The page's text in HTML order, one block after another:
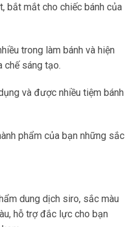
bắt mắt cho chiếc bánh của
trong làm bánh và hiện
chế sáng tạo.
và được nhiều tiệm bánh
phẩm của bạn những sắc
dung dịch siro, sắc màu
hỗ trợ đắc lực cho bạn